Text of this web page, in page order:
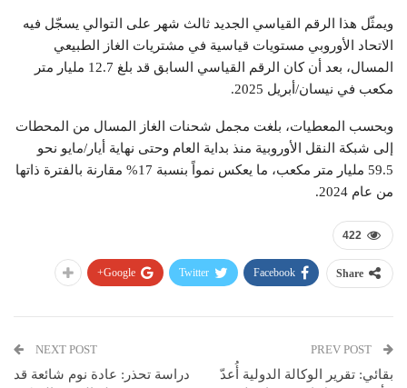
ويمثّل هذا الرقم القياسي الجديد ثالث شهر على التوالي يسجّل فيه
الاتحاد الأوروبي مستويات قياسية في مشتريات الغاز الطبيعي
المسال، بعد أن كان الرقم القياسي السابق قد بلغ 12.7 مليار متر
مكعب في نيسان/أبريل 2025.
وبحسب المعطيات، بلغت مجمل شحنات الغاز المسال من المحطات
إلى شبكة النقل الأوروبية منذ بداية العام وحتى نهاية أيار/مايو نحو
59.5 مليار متر مكعب، ما يعكس نمواً بنسبة 17% مقارنة بالفترة ذاتها
من عام 2024.
422
Share
Facebook
Twitter
Google+
بقائي: تقرير الوكالة الدولية أُعدّ
NEXT POST
دراسة تحذر: عادة نوم شائعة قد